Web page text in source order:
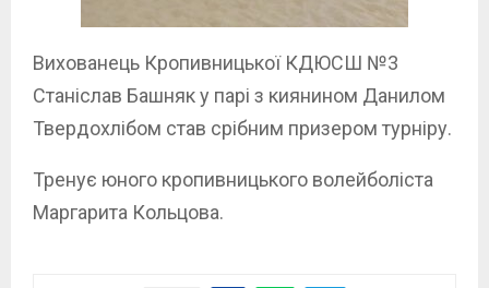
Вихованець Кропивницької КДЮСШ №3
Станіслав Башняк у парі з киянином Данилом
Твердохлібом став срібним призером турніру.
Тренує юного кропивницького волейболіста
Маргарита Кольцова.